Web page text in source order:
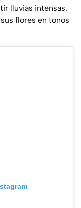
lluvias intensas,
flores en tonos